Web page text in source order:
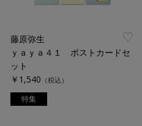
藤原弥生
ｙａｙａ４１ ポストカードセ
ット
￥1,540 （税込）
特集